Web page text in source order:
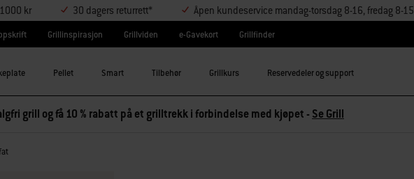
kr 30 dagers returrett* Åpen kundeservice mandag-torsdag 8-16, fredag 8-15
Grillinspirasjon Grillviden e-Gavekort Grillfinder
Pellet Smart Tilbehør Grillkurs Reservedeler og support
grill og få 10 % rabatt på et grilltrekk i forbindelse med kjøpet - Se Grill